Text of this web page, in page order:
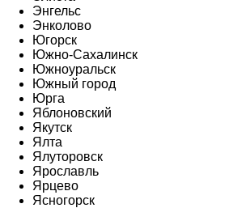
Энгельс
Энколово
Югорск
Южно-Сахалинск
Южноуральск
Южный город
Юрга
Яблоновский
Якутск
Ялта
Ялуторовск
Ярославль
Ярцево
Ясногорск